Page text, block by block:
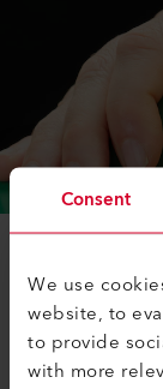
Consent
We use
website, to
to provide
with more
Facilità
display
Che altro?